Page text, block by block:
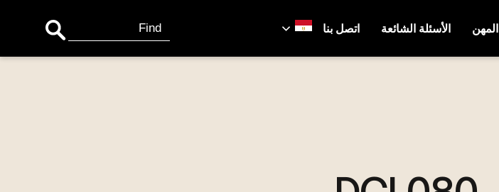
المهن الأسئلة الشائعة اتصل بنا
Search
for: